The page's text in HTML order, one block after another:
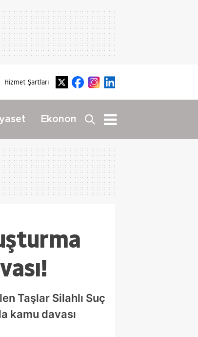
Hizmet Şartları
Ekonomi Yaşam
Taşlar Silahlı Suç
kamu davası